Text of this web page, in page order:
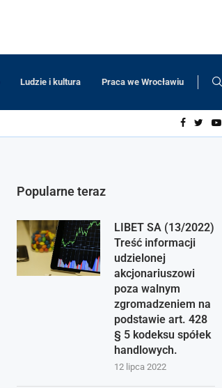
Ludzie i kultura Praca we Wrocławiu
Popularne teraz
LIBET SA (13/2022)
Treść informacji
udzielonej
akcjonariuszowi
poza walnym
zgromadzeniem na
podstawie art. 428
§ 5 kodeksu spółek
handlowych.
12 lipca 2022